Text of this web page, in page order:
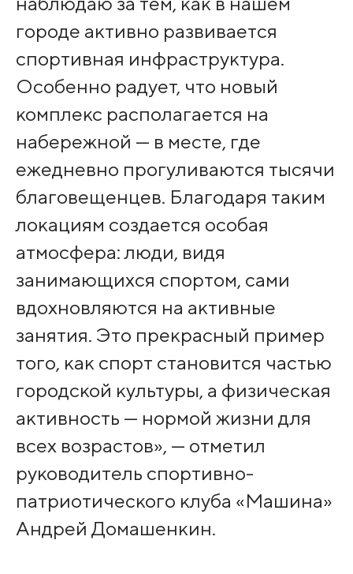
городе активно развивается
спортивная инфраструктура.
Особенно радует, что новый
комплекс располагается на
набережной — в месте, где
ежедневно прогуливаются тысячи
благовещенцев. Благодаря таким
локациям создается особая
атмосфера: люди, видя
занимающихся спортом, сами
вдохновляются на активные
занятия. Это прекрасный пример
того, как спорт становится частью
городской культуры, а физическая
активность — нормой жизни для
всех возрастов», — отметил
руководитель спортивно-
патриотического клуба «Машина»
Андрей Домашенкин.